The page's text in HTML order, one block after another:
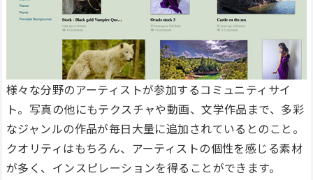
様々な分野のアーティストが参加するコミュニティサイ
ト。写真の他にもテクスチャや動画、文学作品まで、多彩
なジャンルの作品が毎日大量に追加されているとのこと。
クオリティはもちろん、アーティストの個性を感じる素材
が多く、インスピレーションを得ることができます。